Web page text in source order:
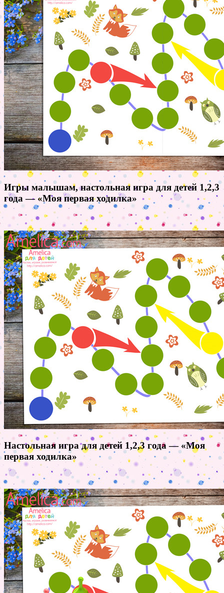
Игры малышам, настольная игра для детей 1,2,3
года — «Моя первая ходилка»
Настольная игра для детей 1,2,3 года — «Моя
первая ходилка»